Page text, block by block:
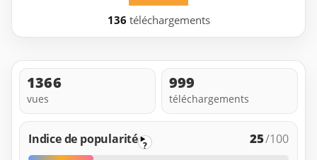
136 téléchargements
1366
vues
999
téléchargements
Indice de popularité ? 25/100